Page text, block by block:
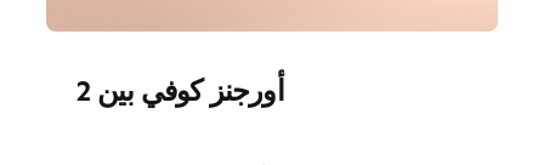
أورجنز كوفي بين 2